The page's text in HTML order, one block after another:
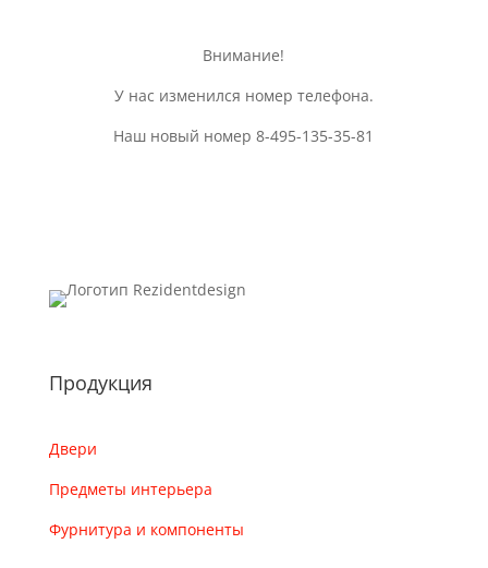
Внимание!
У нас изменился номер телефона.
Наш новый номер 8-495-135-35-81
Продукция
Двери
Предметы интерьера
Фурнитура и компоненты